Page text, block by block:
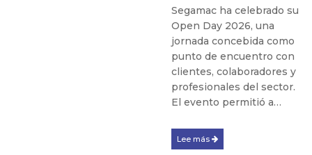
Segamac ha celebrado su
Open Day 2026, una
jornada concebida como
punto de encuentro con
clientes, colaboradores y
profesionales del sector.
El evento permitió a…
Lee más